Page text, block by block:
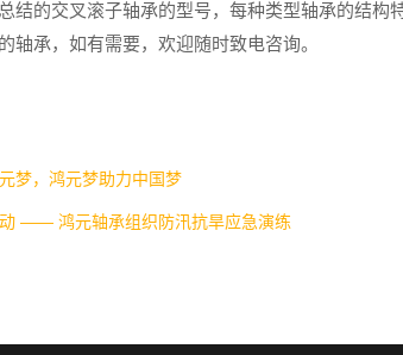
的交叉滚子轴承的型号，每种类型轴承的结构
轴承，如有需要，欢迎随时致电咨询。
梦，鸿元梦助力中国梦
—— 鸿元轴承组织防汛抗旱应急演练